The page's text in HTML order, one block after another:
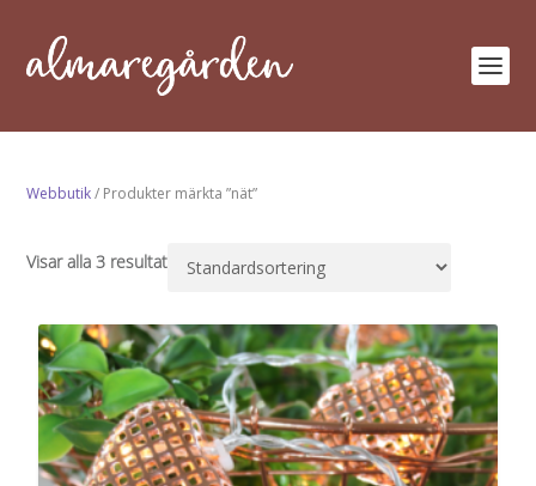
Webbutik/ Produkter märkta ”nät”
Visar alla 3 resultat